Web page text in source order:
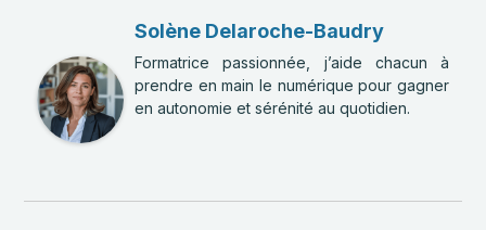
Solène Delaroche-Baudry
Formatrice passionnée, j’aide chacun à
prendre en main le numérique pour gagner
en autonomie et sérénité au quotidien.